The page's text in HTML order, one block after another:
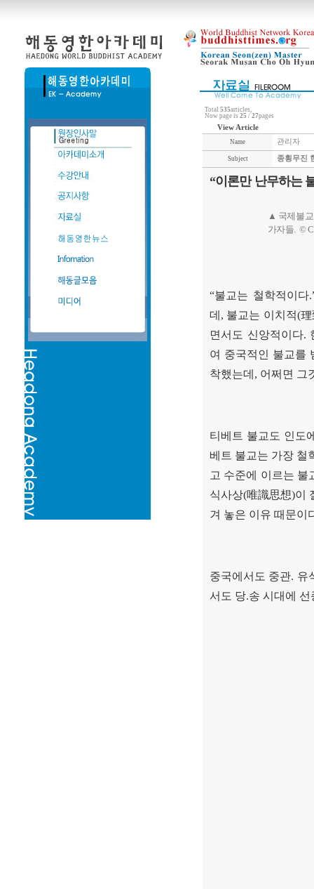
Total 535articles,
Now page is 25 / 27pages
View Article
Name 관리자
Subject 종횡무진
“이론만 난무하는
▲ 국제불
가자들. ©
“불교는 철학적이다
데 , 불교는 이치적(
면서도 신앙적이다.
여 중국적인 불교를
착했는데 , 어쩌면 그
티베트 불교도 인도
베트 불교는 가장 철
고 수준에 이르는 불
식사상(唯識思想)이
겨 놓은 이유 때문이
중국에서도 중관. 유
서도 당.송 시대에